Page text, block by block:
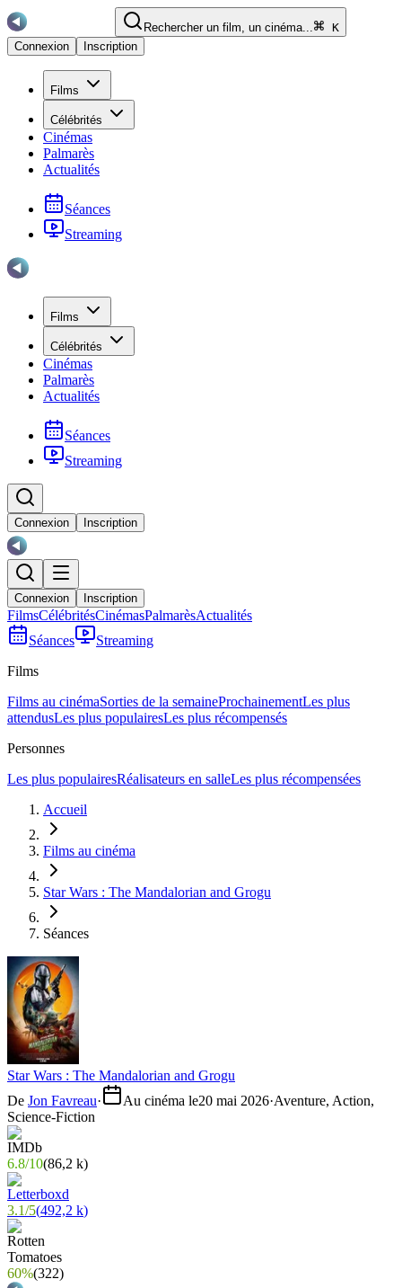
Rechercher un film, un cinéma...
K
Connexion
Inscription
Films
Célébrités
Cinémas
Palmarès
Actualités
Séances
Streaming
Films
Célébrités
Cinémas
Palmarès
Actualités
Séances
Streaming
Connexion Inscription
Connexion Inscription
FilmsCélébritésCinémasPalmarèsActualités
Séances
Streaming
Films
Films au cinémaSorties de la semaineProchainementLes plus
attendusLes plus populairesLes plus récompensés
Personnes
Les plus populairesRéalisateurs en salleLes plus récompensées
Accueil
Films au cinéma
Star Wars : The Mandalorian and Grogu
Séances
Star Wars : The Mandalorian and Grogu
De Jon Favreau· Au cinéma le20 mai 2026·Aventure, Action,
Science-Fiction
6.8/10(86,2 k)
3.1/5(492,2 k)
60%(322)